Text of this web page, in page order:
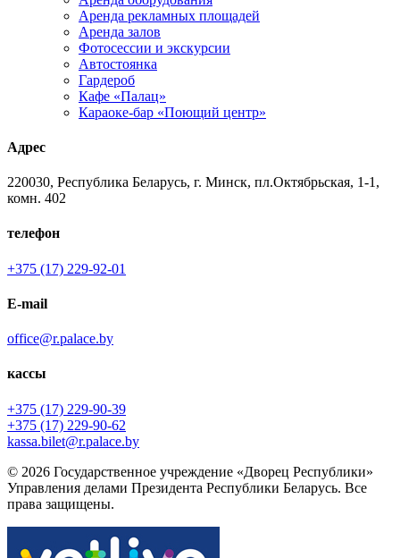
Аренда рекламных площадей
Аренда залов
Фотосессии и экскурсии
Автостоянка
Гардероб
Кафе «Палац»
Караоке-бар «Поющий центр»
Адрес
220030, Республика Беларусь, г. Минск, пл.Октябрьская, 1-1,
комн. 402
телефон
+375 (17) 229-92-01
E-mail
office@r.palace.by
кассы
+375 (17) 229-90-39
+375 (17) 229-90-62
kassa.bilet@r.palace.by
© 2026 Государственное учреждение «Дворец Республики»
Управления делами Президента Республики Беларусь. Все
права защищены.